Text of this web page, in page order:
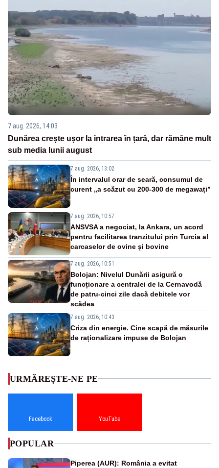
7 aug. 2026, 14:03
Dunărea crește ușor la intrarea în țară, dar rămâne mult
sub media lunii august
7 aug. 2026, 13:02
În intervalul orar de seară, consumul de
curent „a scăzut cu 200-300 de megawați”
7 aug. 2026, 10:57
ANSVSA a negociat, la Ankara, un acord
pentru facilitarea tranzitului prin Turcia al
carcaselor de ovine și bovine
7 aug. 2026, 10:51
Bolojan: Nivelul Dunării asigură o
funcționare a centralei de la Cernavodă
de patru-cinci zile dacă debitele vor
scădea
7 aug. 2026, 10:43
Criza din energie. Cine scapă de măsurile
de raționalizare impuse de Bolojan
URMĂREȘTE-NE PE
Facebook YouTube
POPULAR
Piperea (AUR): România a evitat